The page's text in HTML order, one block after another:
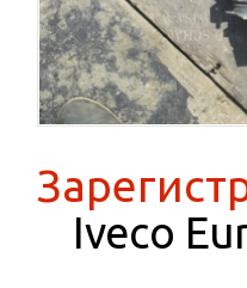
Iveco